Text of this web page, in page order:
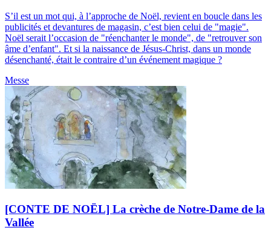
S’il est un mot qui, à l’approche de Noël, revient en boucle dans les
publicités et devantures de magasin, c’est bien celui de "magie".
Noël serait l’occasion de "réenchanter le monde", de "retrouver son
âme d’enfant". Et si la naissance de Jésus-Christ, dans un monde
désenchanté, était le contraire d’un événement magique ?
Messe
[CONTE DE NOËL] La crèche de Notre-Dame de la
Vallée